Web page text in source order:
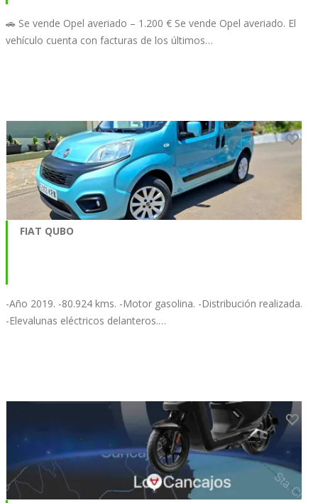
🚗 Se vende Opel averiado – 1.200 € Se vende Opel averiado. El
vehículo cuenta con facturas de los últimos…
FIAT QUBO
-Año 2019. -80.924 kms. -Motor gasolina. -Distribución realizada.
-Elevalunas eléctricos delanteros.…